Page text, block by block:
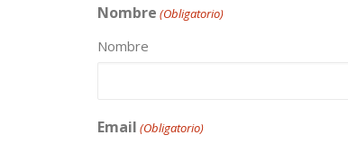
Nombre (Obligatorio)
Nombre
Email (Obligatorio)